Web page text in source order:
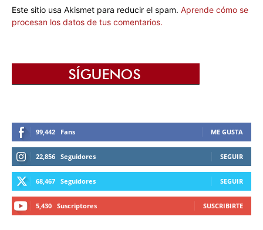
Este sitio usa Akismet para reducir el spam. Aprende cómo se
procesan los datos de tus comentarios.
99,442 Fans ME GUSTA
22,856 Seguidores SEGUIR
68,467 Seguidores SEGUIR
5,430 Suscriptores SUSCRIBIRTE